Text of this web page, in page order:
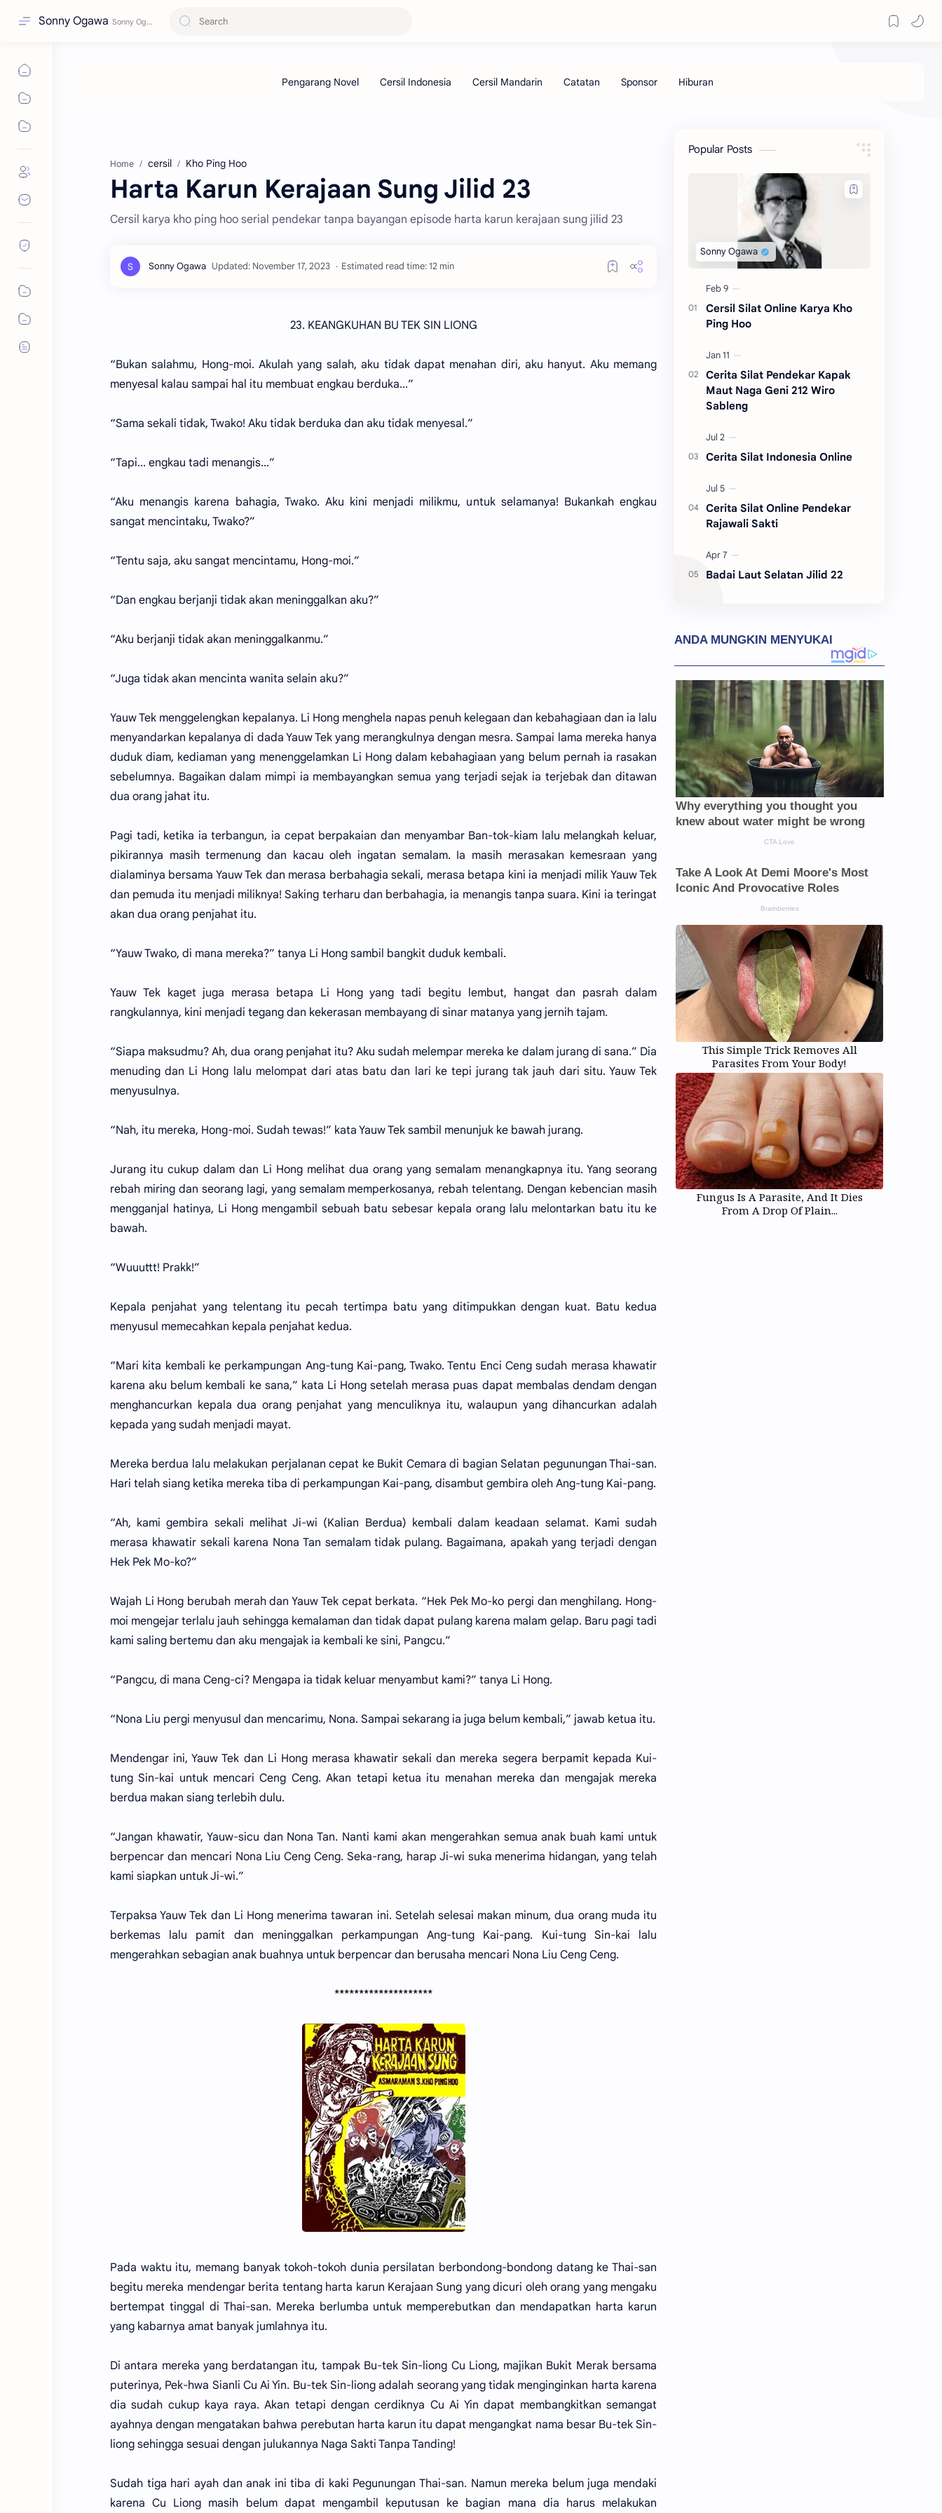
Sonny Ogawa
Home cersil Kho Ping Hoo
Harta Karun Kerajaan Sung Jilid 23
Cersil karya kho ping hoo serial pendekar tanpa bayangan episode harta karun kerajaan sung jilid 23
Estimated read time: 12 min
23. KEANGKUHAN BU TEK SIN LIONG
“Bukan salahmu, Hong-moi. Akulah yang salah, aku tidak dapat menahan diri, aku hanyut. Aku memang
menyesal kalau sampai hal itu membuat engkau berduka...”
“Sama sekali tidak, Twako! Aku tidak berduka dan aku tidak menyesal.”
“Tapi... engkau tadi menangis...”
“Aku menangis karena bahagia, Twako. Aku kini menjadi milikmu, untuk selamanya! Bukankah engkau
sangat mencintaku, Twako?”
“Tentu saja, aku sangat mencintamu, Hong-moi.”
“Dan engkau berjanji tidak akan meninggalkan aku?”
“Aku berjanji tidak akan meninggalkanmu.”
“Juga tidak akan mencinta wanita selain aku?”
Yauw Tek menggelengkan kepalanya. Li Hong menghela napas penuh kelegaan dan kebahagiaan dan ia lalu
menyandarkan kepalanya di dada Yauw Tek yang merangkulnya dengan mesra. Sampai lama mereka hanya
duduk diam, kediaman yang menenggelamkan Li Hong dalam kebahagiaan yang belum pernah ia rasakan
sebelumnya. Bagaikan dalam mimpi ia membayangkan semua yang terjadi sejak ia terjebak dan ditawan
dua orang jahat itu.
Pagi tadi, ketika ia terbangun, ia cepat berpakaian dan menyambar Ban-tok-kiam lalu melangkah keluar,
pikirannya masih termenung dan kacau oleh ingatan semalam. Ia masih merasakan kemesraan yang
dialaminya bersama Yauw Tek dan merasa berbahagia sekali, merasa betapa kini ia menjadi milik Yauw Tek
dan pemuda itu menjadi miliknya! Saking terharu dan berbahagia, ia menangis tanpa suara. Kini ia teringat
akan dua orang penjahat itu.
“Yauw Twako, di mana mereka?” tanya Li Hong sambil bangkit duduk kembali.
Yauw Tek kaget juga merasa betapa Li Hong yang tadi begitu lembut, hangat dan pasrah dalam
rangkulannya, kini menjadi tegang dan kekerasan membayang di sinar matanya yang jernih tajam.
“Siapa maksudmu? Ah, dua orang penjahat itu? Aku sudah melempar mereka ke dalam jurang di sana.” Dia
menuding dan Li Hong lalu melompat dari atas batu dan lari ke tepi jurang tak jauh dari situ. Yauw Tek
menyusulnya.
“Nah, itu mereka, Hong-moi. Sudah tewas!” kata Yauw Tek sambil menunjuk ke bawah jurang.
Jurang itu cukup dalam dan Li Hong melihat dua orang yang semalam menangkapnya itu. Yang seorang
rebah miring dan seorang lagi, yang semalam memperkosanya, rebah telentang. Dengan kebencian masih
mengganjal hatinya, Li Hong mengambil sebuah batu sebesar kepala orang lalu melontarkan batu itu ke
bawah.
“Wuuuttt! Prakk!”
Kepala penjahat yang telentang itu pecah tertimpa batu yang ditimpukkan dengan kuat. Batu kedua
menyusul memecahkan kepala penjahat kedua.
“Mari kita kembali ke perkampungan Ang-tung Kai-pang, Twako. Tentu Enci Ceng sudah merasa khawatir
karena aku belum kembali ke sana,” kata Li Hong setelah merasa puas dapat membalas dendam dengan
menghancurkan kepala dua orang penjahat yang menculiknya itu, walaupun yang dihancurkan adalah
kepada yang sudah menjadi mayat.
Mereka berdua lalu melakukan perjalanan cepat ke Bukit Cemara di bagian Selatan pegunungan Thai-san.
Hari telah siang ketika mereka tiba di perkampungan Kai-pang, disambut gembira oleh Ang-tung Kai-pang.
“Ah, kami gembira sekali melihat Ji-wi (Kalian Berdua) kembali dalam keadaan selamat. Kami sudah
merasa khawatir sekali karena Nona Tan semalam tidak pulang. Bagaimana, apakah yang terjadi dengan
Hek Pek Mo-ko?”
Wajah Li Hong berubah merah dan Yauw Tek cepat berkata. “Hek Pek Mo-ko pergi dan menghilang. Hong-
moi mengejar terlalu jauh sehingga kemalaman dan tidak dapat pulang karena malam gelap. Baru pagi tadi
kami saling bertemu dan aku mengajak ia kembali ke sini, Pangcu.”
“Pangcu, di mana Ceng-ci? Mengapa ia tidak keluar menyambut kami?” tanya Li Hong.
“Nona Liu pergi menyusul dan mencarimu, Nona. Sampai sekarang ia juga belum kembali,” jawab ketua itu.
Mendengar ini, Yauw Tek dan Li Hong merasa khawatir sekali dan mereka segera berpamit kepada Kui-
tung Sin-kai untuk mencari Ceng Ceng. Akan tetapi ketua itu menahan mereka dan mengajak mereka
berdua makan siang terlebih dulu.
“Jangan khawatir, Yauw-sicu dan Nona Tan. Nanti kami akan mengerahkan semua anak buah kami untuk
berpencar dan mencari Nona Liu Ceng Ceng. Seka-rang, harap Ji-wi suka menerima hidangan, yang telah
kami siapkan untuk Ji-wi.”
Terpaksa Yauw Tek dan Li Hong menerima tawaran ini. Setelah selesai makan minum, dua orang muda itu
berkemas lalu pamit dan meninggalkan perkampungan Ang-tung Kai-pang. Kui-tung Sin-kai lalu
mengerahkan sebagian anak buahnya untuk berpencar dan berusaha mencari Nona Liu Ceng Ceng.
********************
Pada waktu itu, memang banyak tokoh-tokoh dunia persilatan berbondong-bondong datang ke Thai-san
begitu mereka mendengar berita tentang harta karun Kerajaan Sung yang dicuri oleh orang yang mengaku
bertempat tinggal di Thai-san. Mereka berlumba untuk memperebutkan dan mendapatkan harta karun
yang kabarnya amat banyak jumlahnya itu.
Di antara mereka yang berdatangan itu, tampak Bu-tek Sin-liong Cu Liong, majikan Bukit Merak bersama
puterinya, Pek-hwa Sianli Cu Ai Yin. Bu-tek Sin-liong adalah seorang yang tidak menginginkan harta karena
dia sudah cukup kaya raya. Akan tetapi dengan cerdiknya Cu Ai Yin dapat membangkitkan semangat
ayahnya dengan mengatakan bahwa perebutan harta karun itu dapat mengangkat nama besar Bu-tek Sin-
liong sehingga sesuai dengan julukannya Naga Sakti Tanpa Tanding!
Sudah tiga hari ayah dan anak ini tiba di kaki Pegunungan Thai-san. Namun mereka belum juga mendaki
karena Cu Liong masih belum dapat mengambil keputusan ke bagian mana dia harus melakukan
Popular Posts
Cersil Silat Online Karya Kho
Ping Hoo
Cerita Silat Pendekar Kapak
Maut Naga Geni 212 Wiro
Sableng
Cerita Silat Indonesia Online
Cerita Silat Online Pendekar
Rajawali Sakti
Badai Laut Selatan Jilid 22
This Simple Trick Removes All
Parasites From Your Body!
Fungus Is A Parasite, And It Dies
From A Drop Of Plain...